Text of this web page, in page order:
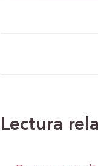
Lectura